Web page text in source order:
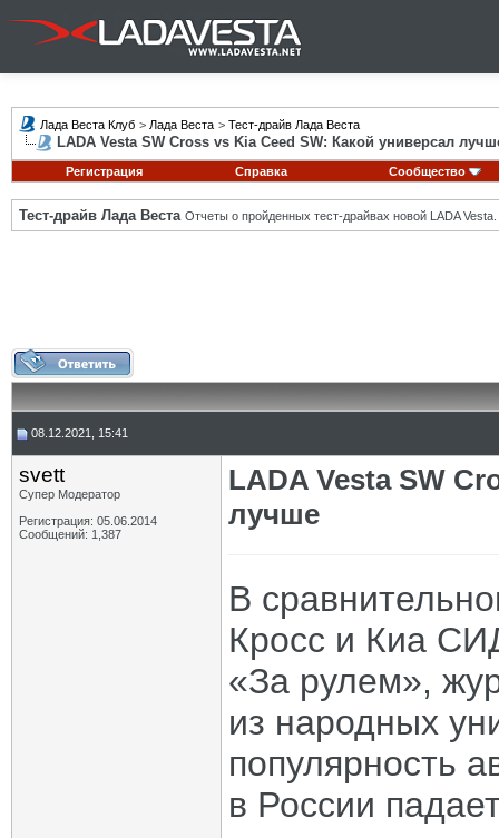
Лада Веста Клуб > Лада Веста > Тест-драйв Лада Веста
LADA Vesta SW Cross vs Kia Ceed SW: Какой универсал
Регистрация Справка Сообщество
Тест-драйв Лада Веста Отчеты о пройденных тест-драйвах новой LADA Vesta.
08.12.2021, 15:41
svett
Супер Модератор
Регистрация: 05.06.2014
Сообщений: 1,387
LADA Vesta SW
лучше
В
Кросс и Киа
«За рулем»,
из народных
популярность
в России